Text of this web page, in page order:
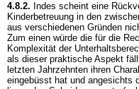
4.8.2. Indes scheint eine
Kinderbetreuung in den
aus verschiedenen Gründen
Zum einen würde die für die
Komplexität der
als dieser praktische Aspekt
letzten Jahrzehnten ihren
eingebüsst hat und angesichts